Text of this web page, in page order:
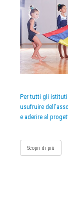
Per tutti gli istituti
usufruire
e aderire al
Scopri di più